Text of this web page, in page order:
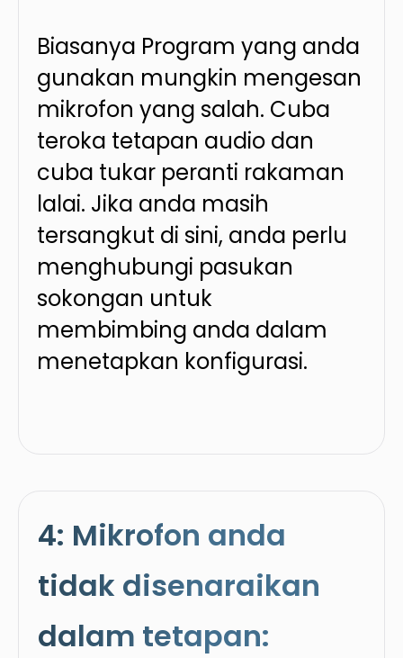
Biasanya Program yang anda
gunakan mungkin mengesan
mikrofon yang salah. Cuba
teroka tetapan audio dan
cuba tukar peranti rakaman
lalai. Jika anda masih
tersangkut di sini, anda perlu
menghubungi pasukan
sokongan untuk
membimbing anda dalam
menetapkan konfigurasi.
4: Mikrofon anda
tidak disenaraikan
dalam tetapan: